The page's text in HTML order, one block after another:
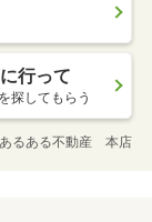
行って
探してもらう
るある不動産 本店